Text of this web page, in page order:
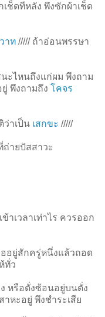
เช็ดทีหลัง พึงซักผ้าเช็ด
าท ///// ถ้าอ่อนพรรษา
นะไหนถึงแก่ผม พึงถาม
พึงถามถึง โคจร
ว่าเป็น เสกขะ /////
ถ่ายปัสสาวะ
าเวลาเท่าไร ควรออก
อยู่สักครู่หนึ่งแล้วถอด
ทั่ว
หรือตั่งซ้อนอยู่บนตั่ง
หะอยู่ พึงชำระเสีย